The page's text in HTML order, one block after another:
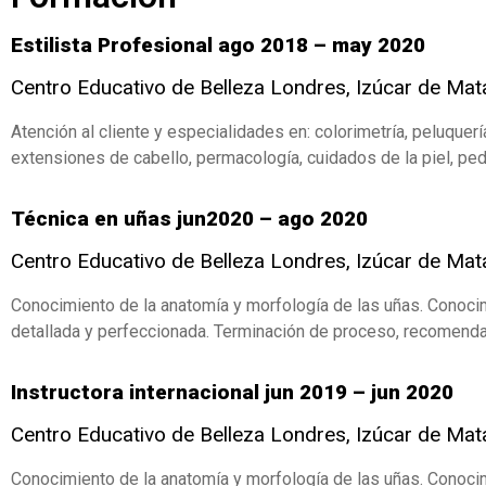
Estilista Profesional ago 2018 – may 2020
Centro Educativo de Belleza Londres, Izúcar de
Atención al cliente y especialidades en: colorimetría,
extensiones de cabello, permacología, cuidados de la piel,
Técnica en uñas jun2020 – ago 2020
Centro Educativo de Belleza Londres, Izúcar de
Conocimiento de la anatomía y morfología de las uñas.
detallada y perfeccionada. Terminación de proceso,
Instructora internacional jun 2019 – jun 2020
Centro Educativo de Belleza Londres, Izúcar de
Conocimiento de la anatomía y morfología de las uñas.